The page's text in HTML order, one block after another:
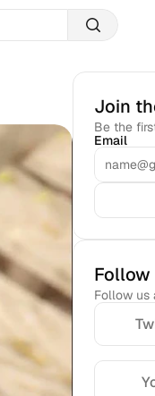
Join
Be the
Email
Follow
Follow us